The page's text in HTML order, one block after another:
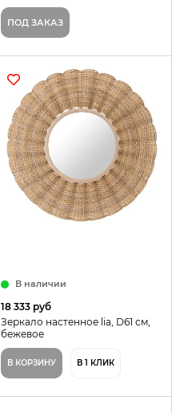
ПОД ЗАКАЗ
В наличии
18 333 руб
Зеркало настенное lia, D61 см,
бежевое
В КОРЗИНУ В 1 КЛИК